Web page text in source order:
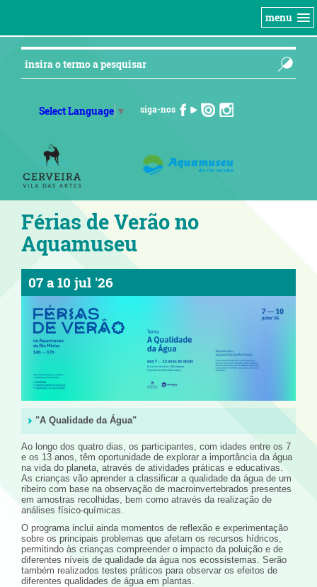
menu
Select Language ▼ siga-nos
Férias de Verão no
Aquamuseu
07a10 jul '26
"A Qualidade da Água"
Ao longo dos quatro dias, os participantes, com idades entre os 7
e os 13 anos, têm oportunidade de explorar a importância da água
na vida do planeta, através de atividades práticas e educativas.
As crianças vão aprender a classificar a qualidade da água de um
ribeiro com base na observação de macroinvertebrados presentes
em amostras recolhidas, bem como através da realização de
análises físico-químicas.
O programa inclui ainda momentos de reflexão e experimentação
sobre os principais problemas que afetam os recursos hídricos,
permitindo às crianças compreender o impacto da poluição e de
diferentes níveis de qualidade da água nos ecossistemas. Serão
também realizados testes práticos para observar os efeitos de
diferentes qualidades de água em plantas.